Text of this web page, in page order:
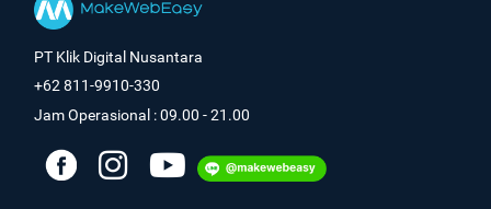
PT Klik Digital Nusantara
+62 811-9910-330
Jam Operasional : 09.00 - 21.00